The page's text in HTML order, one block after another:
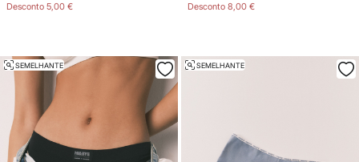
Desconto 5,00 € Desconto 8,00 €
SEMELHANTE SEMELHANTE